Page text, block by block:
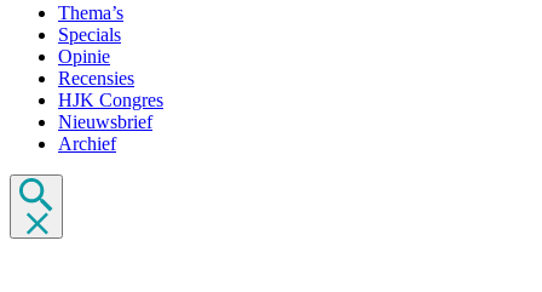
Thema’s
Specials
Opinie
Recensies
HJK Congres
Nieuwsbrief
Archief